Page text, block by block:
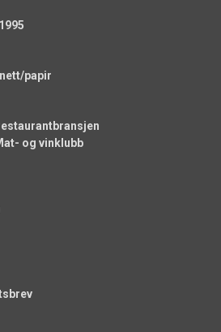
papir
og vinklubb